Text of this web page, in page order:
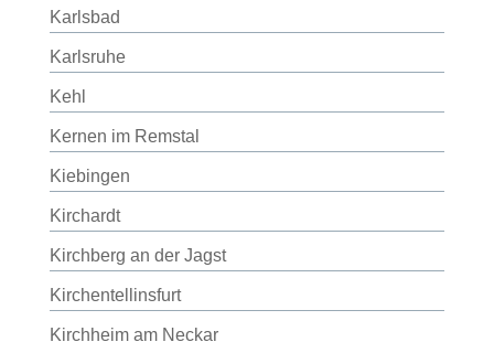
Karlsbad
Karlsruhe
Kehl
Kernen im Remstal
Kiebingen
Kirchardt
Kirchberg an der Jagst
Kirchentellinsfurt
Kirchheim am Neckar